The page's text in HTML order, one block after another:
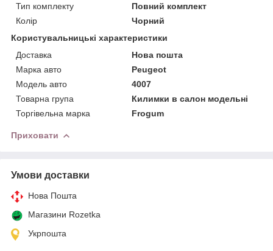
Тип комплекту
Повний комплект
Колір
Чорний
Користувальницькі характеристики
Доставка
Нова пошта
Марка авто
Peugeot
Модель авто
4007
Товарна група
Килимки в салон модельні
Торгівельна марка
Frogum
Приховати
Умови доставки
Нова Пошта
Магазини Rozetka
Укрпошта